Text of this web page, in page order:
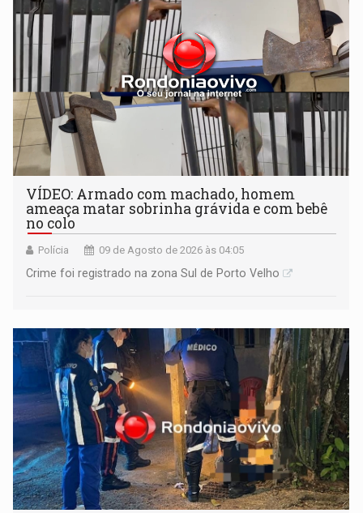
VÍDEO: Armado com machado, homem
ameaça matar sobrinha grávida e com bebê
no colo
Polícia 09 de Agosto de 2026 às 04:05
Crime foi registrado na zona Sul de Porto Velho